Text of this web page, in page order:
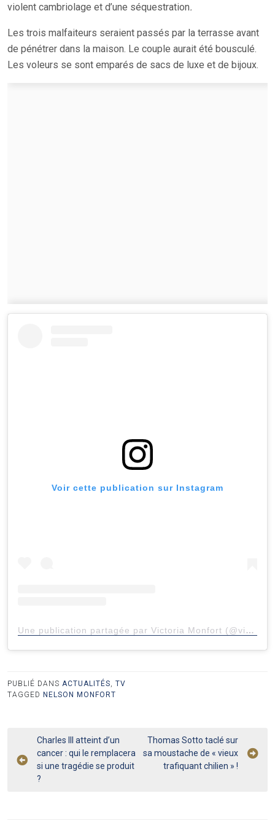
violent cambriolage et d’une séquestration.
Les trois malfaiteurs seraient passés par la terrasse avant
de pénétrer dans la maison. Le couple aurait été bousculé.
Les voleurs se sont emparés de sacs de luxe et de bijoux.
Voir cette publication sur Instagram
Une publication partagée par Victoria Monfort (@vicmonfort)
PUBLIÉ DANS ACTUALITÉS, TV
TAGGED NELSON MONFORT
Navigation
de
l’article
Charles III atteint d’un
cancer : qui le remplacera
si une tragédie se produit
?
Thomas Sotto taclé sur
sa moustache de « vieux
trafiquant chilien » !